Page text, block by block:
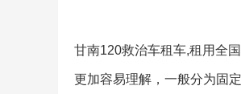
甘南120救治车租车,租用全
更加容易理解，一般分为固